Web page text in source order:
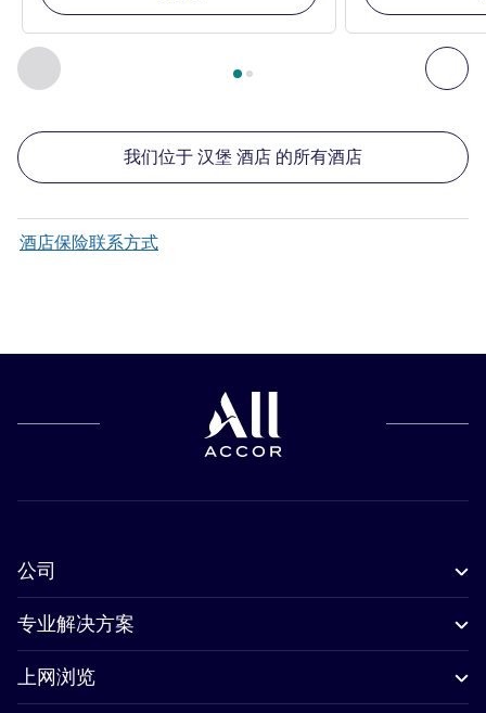
上一个 - 我们在附近的其他酒店 下
第 1页，共 , 我们在附近的其他酒店 1 :, 我们在附近的
我们位于 汉堡 酒店 的所有酒店
酒店保险联系方式
公司
专业解决方案
上网浏览